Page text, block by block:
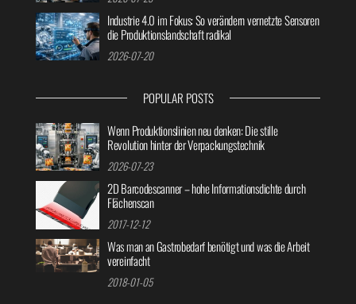
Industrie 4.0 im Fokus: So verändern vernetzte Sensoren
die Produktionslandschaft radikal
2026-07-20
POPULAR POSTS
Wenn Produktionslinien neu denken: Die stille
Revolution hinter der Verpackungstechnik
2026-07-23
2D Barcodescanner – hohe Informationsdichte durch
Flächenscan
2017-12-12
Was man an Gastrobedarf benötigt und was die Arbeit
vereinfacht
2018-01-05